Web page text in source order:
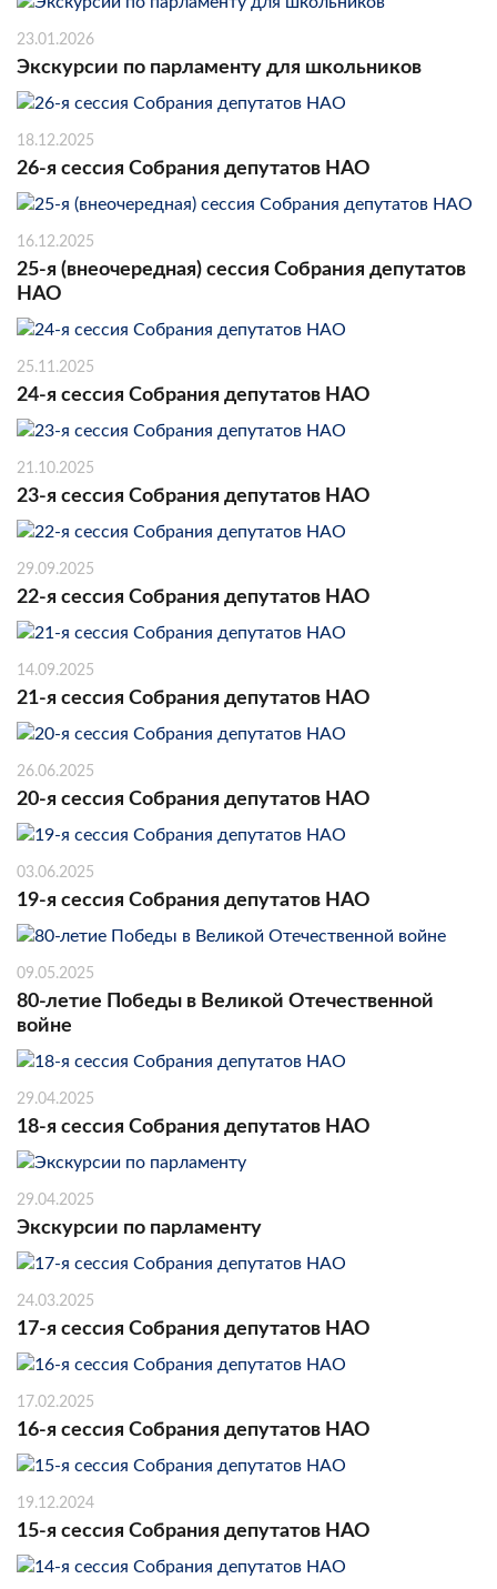
23.01.2026
Экскурсии по парламенту для школьников
18.12.2025
26-я сессия Собрания депутатов НАО
16.12.2025
25-я (внеочередная) сессия Собрания депутатов
НАО
25.11.2025
24-я сессия Собрания депутатов НАО
21.10.2025
23-я сессия Собрания депутатов НАО
29.09.2025
22-я сессия Собрания депутатов НАО
14.09.2025
21-я сессия Собрания депутатов НАО
26.06.2025
20-я сессия Собрания депутатов НАО
03.06.2025
19-я сессия Собрания депутатов НАО
09.05.2025
80-летие Победы в Великой Отечественной
войне
29.04.2025
18-я сессия Собрания депутатов НАО
29.04.2025
Экскурсии по парламенту
24.03.2025
17-я сессия Собрания депутатов НАО
17.02.2025
16-я сессия Собрания депутатов НАО
19.12.2024
15-я сессия Собрания депутатов НАО